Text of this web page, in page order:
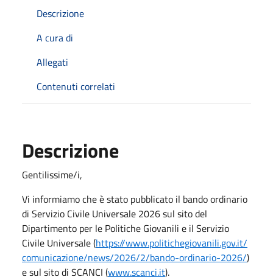
Descrizione
A cura di
Allegati
Contenuti correlati
Descrizione
Gentilissime/i,
Vi informiamo che è stato pubblicato il bando ordinario
di Servizio Civile Universale 2026 sul sito del
Dipartimento per le Politiche Giovanili e il Servizio
Civile Universale (https://www.politichegiovanili.gov.it/
comunicazione/news/2026/2/bando-ordinario-2026/)
e sul sito di SCANCI (www.scanci.it).